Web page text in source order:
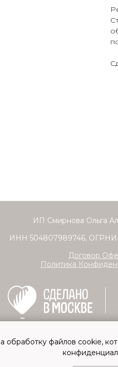
ИП Смирнова Ольга
ИНН 504807989746,
Договор
Политика
обработку файлов cookie,